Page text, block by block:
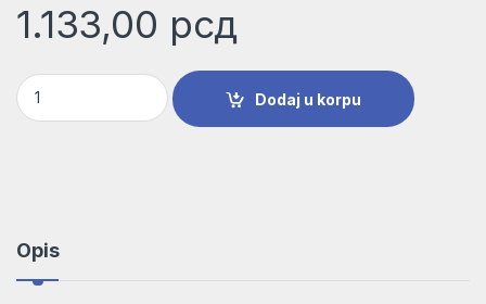
1.133,00 рсд
Burgija za beton CYL-5 | 2608588158 količina
Dodaj u korpu
Opis